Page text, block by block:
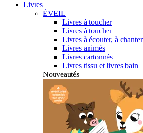
Livres
ÉVEIL
Livres à toucher
Livres à toucher
Livres à écouter, à chanter
Livres animés
Livres cartonnés
Livres tissu et livres bain
Nouveautés